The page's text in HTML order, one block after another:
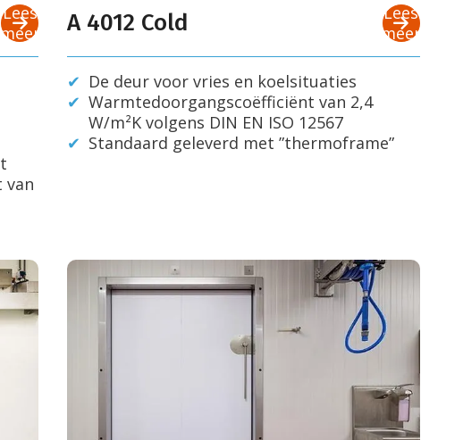
van
Lees
meer
A 4012 Cold
De deur voor vries en koelsituaties
Warmtedoorgangscoëfficiënt van 2,4
W/m²K volgens DIN EN ISO 12567
Standaard geleverd met ”thermoframe”
Lees
meer